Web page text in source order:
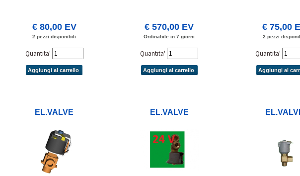
€ 80,00 EV
2 pezzi disponibili
Quantita'
Aggiungi al carrello
€ 570,00 EV
Ordinabile in 7 giorni
Quantita'
Aggiungi al carrello
€ 75,00
2 pezzi
Quantita'
Aggiungi al
EL.VALVE EL.VALVE